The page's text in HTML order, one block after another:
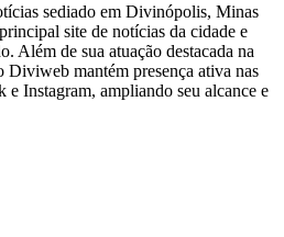
sediado em Divinópolis, Minas
site de notícias da cidade e
Além de sua atuação destacada na
Diviweb mantém presença ativa nas
e Instagram, ampliando seu alcance e